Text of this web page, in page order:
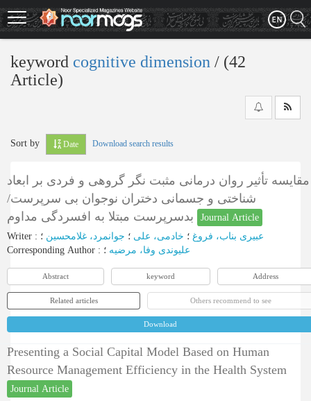
Skip
to
main
keyword cognitive dimension ‎/ (42
Article)
Sort by Date Download search results
مقایسه تأثیر روان درمانی مثبت نگر گروهی و فردی بر ابعاد
شناختی و جسمانی دختران نوجوان بی سرپرست/
Journal Article
Writer : عبیری بناب، فروغ ؛ خادمی، علی ؛ جوانمرد، غلامحسین ؛
Corresponding Author : علیوندی وفا، مرضیه ؛
Abstract keyword Address
Related articles Others recommend to see
Download
Presenting a Social Capital Model Based on Human
Resource Management Efficiency in the Health System
Journal Article